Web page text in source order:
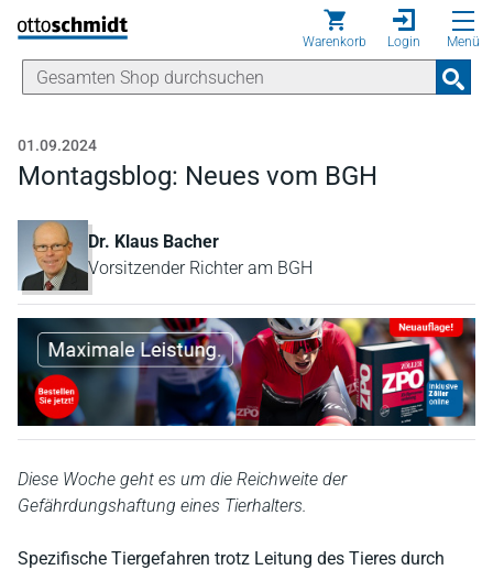
Direkt zum Inhalt
Warenkorb Login Menü
01.09.2024
Montagsblog: Neues vom BGH
Dr. Klaus Bacher
Vorsitzender Richter am BGH
Diese Woche geht es um die Reichweite der
Gefährdungshaftung eines Tierhalters.
Spezifische Tiergefahren trotz Leitung des Tieres durch